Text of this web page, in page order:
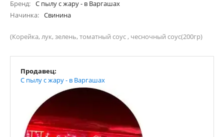
Бренд
С пылу с жару - в Варгашах
Начинка
Свинина
(Корейка, лук, зелень, томатный соус , чесночный соус(200гр)
Продавец:
С пылу с жару - в Варгашах